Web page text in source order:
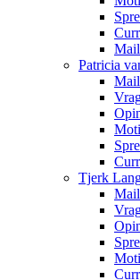
Patricia
Tjerk